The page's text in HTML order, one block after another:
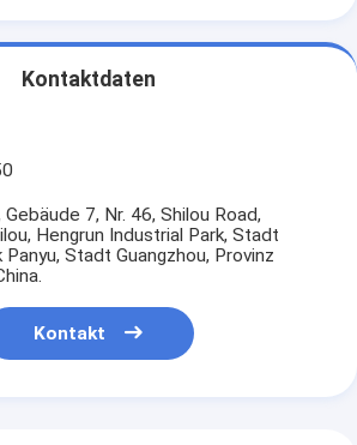
Kontaktdaten
7, Nr. 46, Shilou Road,
Hengrun Industrial Park, Stadt
Panyu, Stadt Guangzhou, Provinz
Kontakt